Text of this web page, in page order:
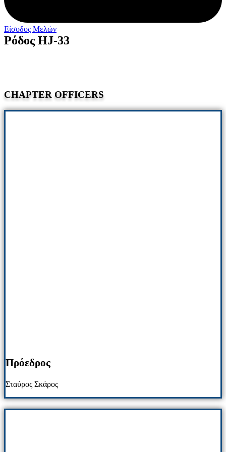
Είσοδος Μελών
Ρόδος HJ-33
CHAPTER OFFICERS
Πρόεδρος
Σταύρος Σκάρος